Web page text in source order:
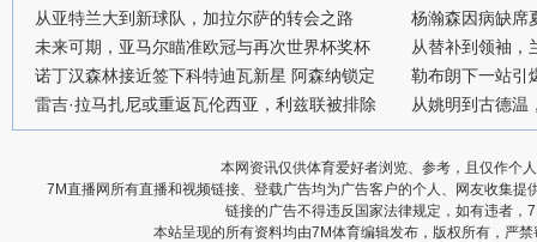
从亚特兰大到新球队，加拉尔萨的转会之路
未来可期，亚马尔瞄准欧冠与再次世界杯奖杯
诺丁汉森林接近签下科特迪瓦新星 阿森纳锁定
雷吉·拉马扎尼或重返瓦伦西亚，利兹联被排除
杨瀚森因病缺席
从替补到领袖，
勒布朗下一站引
从姚明到古德温
本网资讯仅供体育爱好者浏览、参考，且仅作个
7M直播网所有直播和视频链接、登载广告均为广告客户的个人、网友收集
链接的广告不得违反国家法律规定，如有违者
本站呈现的所有资料均由7M体育编辑发布，版权所有，严